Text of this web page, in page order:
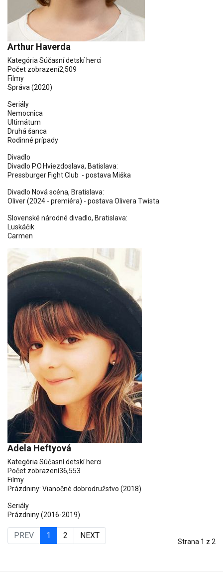
Arthur Haverda
Kategória Súčasní detskí herci
Počet zobrazení2,509
Filmy
Správa (2020)
Seriály
Nemocnica
Ultimátum
Druhá šanca
Rodinné prípady
Divadlo
Divadlo P.O.Hviezdoslava, Batislava:
Pressburger Fight Club - postava Miška
Divadlo Nová scéna, Bratislava:
Oliver (2024 - premiéra) - postava Olivera Twista
Slovenské národné divadlo, Bratislava:
Luskáčik
Carmen
Adela Heftyová
Kategória Súčasní detskí herci
Počet zobrazení36,553
Filmy
Prázdniny: Vianočné dobrodružstvo (2018)
Seriály
Prázdniny(2016-2019)
PREV 1 2 NEXT
Strana 1 z 2